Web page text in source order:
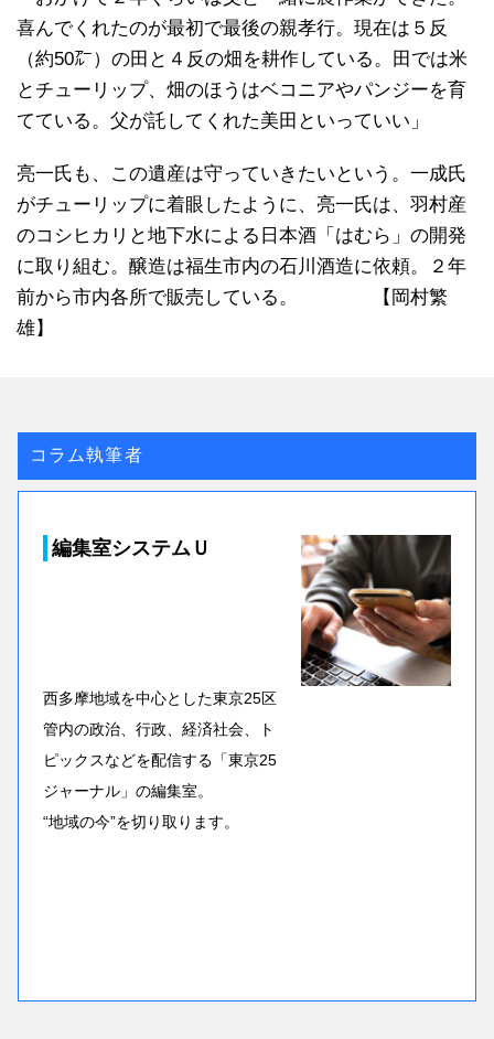
喜んでくれたのが最初で最後の親孝行。現在は５反
（約50㌃）の田と４反の畑を耕作している。田では米
とチューリップ、畑のほうはベコニアやパンジーを育
てている。父が託してくれた美田といっていい」
亮一氏も、この遺産は守っていきたいという。一成氏
がチューリップに着眼したように、亮一氏は、羽村産
のコシヒカリと地下水による日本酒「はむら」の開発
に取り組む。醸造は福生市内の石川酒造に依頼。２年
前から市内各所で販売している。 【岡村繁
雄】
コラム執筆者
編集室システムＵ
西多摩地域を中心とした東京25区
管内の政治、行政、経済社会、ト
ピックスなどを配信する「東京25
ジャーナル」の編集室。
“地域の今”を切り取ります。